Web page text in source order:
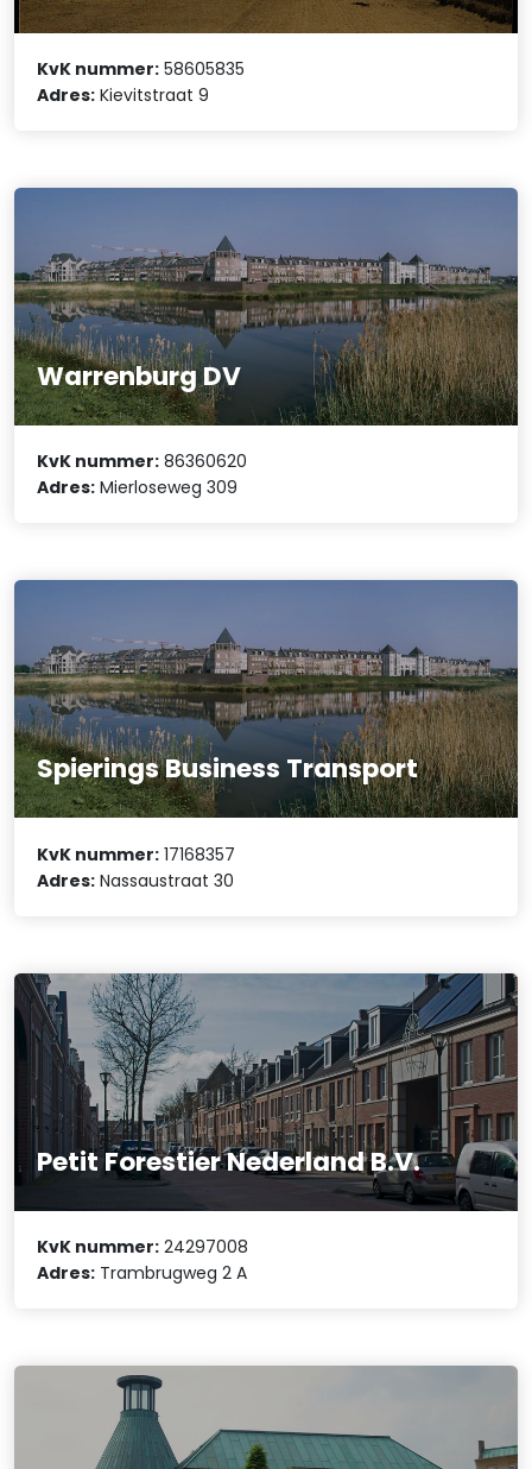
KvK nummer: 58605835
Adres: Kievitstraat 9
Warrenburg DV
KvK nummer: 86360620
Adres: Mierloseweg 309
Spierings Business Transport
KvK nummer: 17168357
Adres: Nassaustraat 30
Petit Forestier Nederland B.V.
KvK nummer: 24297008
Adres: Trambrugweg 2 A